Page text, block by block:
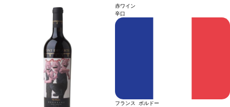
生、彼のアートは、東と西をつなぐ完璧な架け橋。今日、彼の作品は世界のメジャ
ーな美術館に飾られ、オークションで出品されている。
赤ワイン
辛口
フランス ボルドー